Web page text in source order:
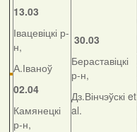
13.03
Івацевіцкі р-
н,
А.Іваноў
02.04
Камянецкі
р-н,
30.03
Бераставіцкі
р-н,
Дз.Вінчэўскі et
al.